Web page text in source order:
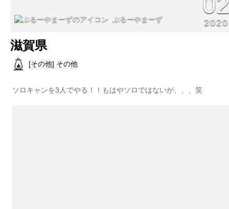
ぶるーやまーず 2020
滋賀県
[その他] その他
ソロキャンを3人でやる！！もはやソロではないが、、、笑